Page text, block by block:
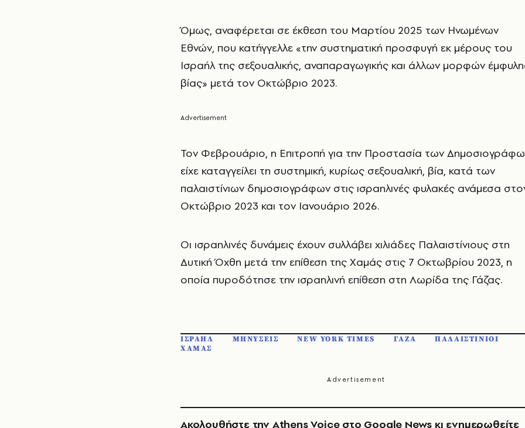
Όμως, αναφέρεται σε έκθεση του Μαρτίου 2025 των Ηνωμένων
Εθνών, που κατήγγελλε «την συστηματική προσφυγή εκ μέρους του
Ισραήλ της σεξουαλικής, αναπαραγωγικής και άλλων μορφών
βίας» μετά τον Οκτώβριο 2023.
Τον Φεβρουάριο, η Επιτροπή για την Προστασία των
είχε καταγγείλει τη συστημική, κυρίως σεξουαλική, βία, κατά των
παλαιστίνιων δημοσιογράφων στις ισραηλινές φυλακές ανάμεσα
Οκτώβριο 2023 και τον Ιανουάριο 2026.
Οι ισραηλινές δυνάμεις έχουν συλλάβει χιλιάδες Παλαιστίνιους στη
Δυτική Όχθη μετά την επίθεση της Χαμάς στις 7 Οκτωβρίου 2023, η
οποία πυροδότησε την ισραηλινή επίθεση στη Λωρίδα της Γάζας.
ΙΣΡΑΗΛ ΜΗΝΥΣΕΙΣ NEW YORK TIMES ΓΑΖΑ
ΠΑΛΑΙΣΤΙΝΙΟΙ
ΧΑΜΑΣ
Ακολουθήστε την Athens Voice στο Google News κι ενημερωθείτε